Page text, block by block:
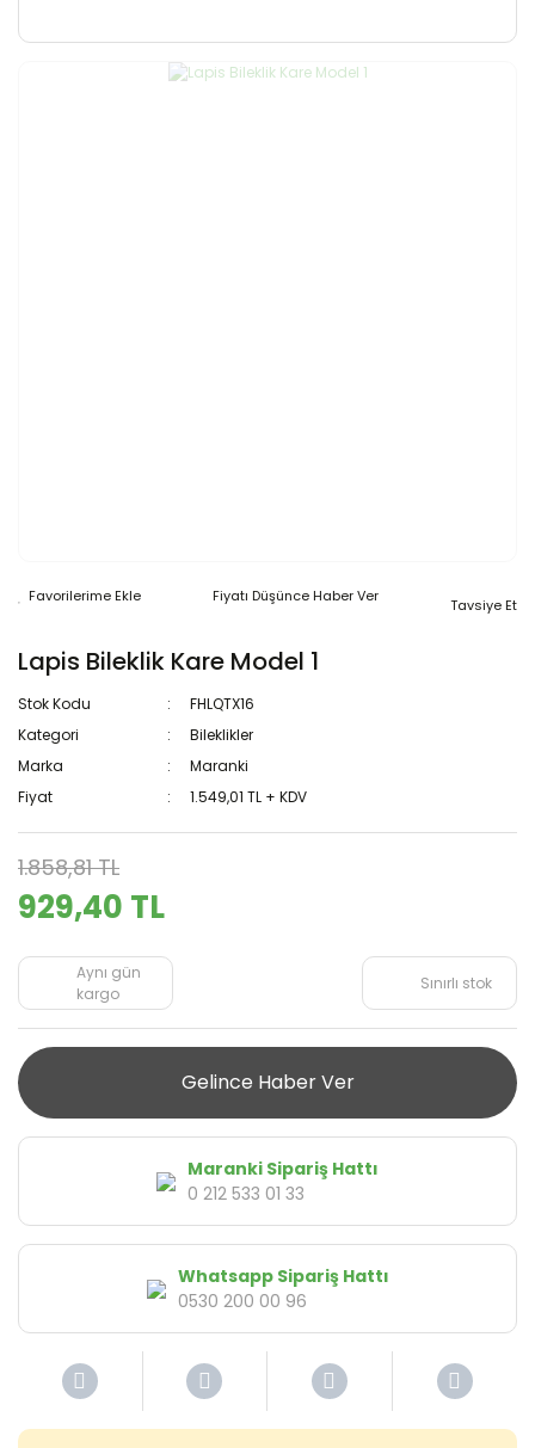
Fiyatı Düşünce Haber Ver Tavsiye Et
Lapis Bileklik Kare Model 1
Stok Kodu
FHLQTX16
Kategori
Bileklikler
Marka
Maranki
Fiyat
1.549,01 TL + KDV
1.858,81 TL
929,40 TL
Aynı gün
kargo
Sınırlı stok
Gelince Haber Ver
Maranki Sipariş Hattı
0 212 533 01 33
Whatsapp Sipariş Hattı
0530 200 00 96